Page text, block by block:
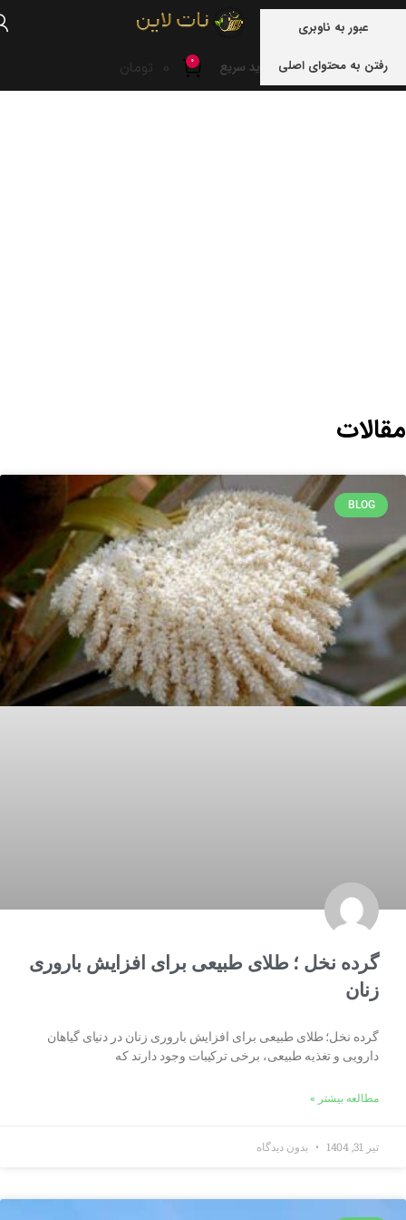
عبور به ناوبری
رفتن به محتوای اصلی
خرید سریع 0
0 تومان
مقالات
BLOG
گرده نخل ؛ طلای طبیعی برای افزایش باروری
زنان
گرده نخل؛ طلای طبیعی برای افزایش باروری زنان در دنیای گیاهان
دارویی و تغذیه طبیعی، برخی ترکیبات وجود دارند که
مطالعه بیشتر »
تیر 31, 1404 بدون دیدگاه